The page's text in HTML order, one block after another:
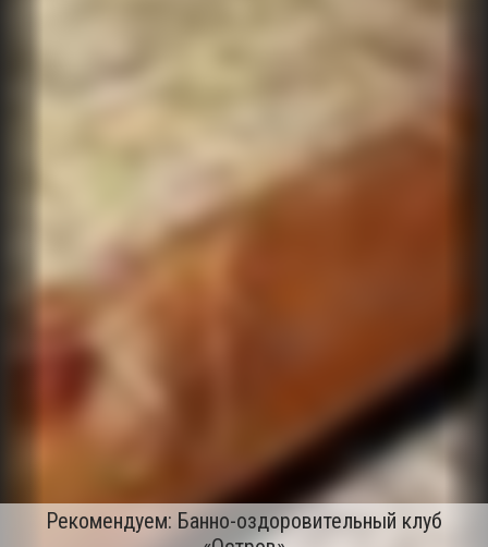
Рекомендуем: Банно-оздоровительный клуб